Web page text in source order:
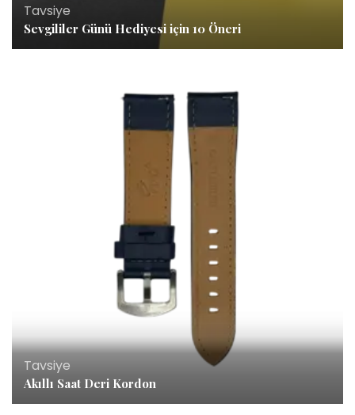
Tavsiye
Sevgililer Günü Hediyesi için 10 Öneri
Tavsiye
Akıllı Saat Deri Kordon